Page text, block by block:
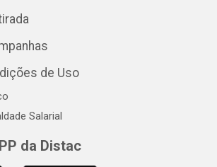
de Uso
Salarial
da Distac